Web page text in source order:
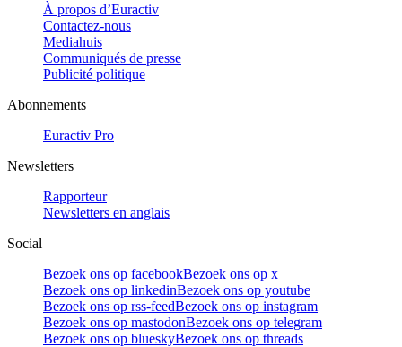
À propos d’Euractiv
Contactez-nous
Mediahuis
Communiqués de presse
Publicité politique
Abonnements
Euractiv Pro
Newsletters
Rapporteur
Newsletters en anglais
Social
Bezoek ons op facebookBezoek ons op x
Bezoek ons op linkedinBezoek ons op youtube
Bezoek ons op rss-feedBezoek ons op instagram
Bezoek ons op mastodonBezoek ons op telegram
Bezoek ons op blueskyBezoek ons op threads